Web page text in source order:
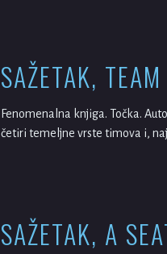
SAŽETAK,
Fenomenalna knjiga. Točka.
četiri temeljne vrste timova i,
SAŽETAK, A